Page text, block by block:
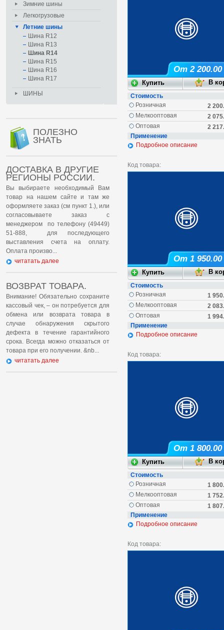
Зимние шины
Легкогрузовые
Летние шины
Шина R12
Шина R13
Шина R14
Шина R15
Шина R16
Шина R17
ШИНЫ
ПОЛЕЗНО
ЗНАТЬ
ДОСТАВКА В ДРУГИЕ
РЕГИОНЫ РОССИИ.
Вы выбираете необходимый Вам
товар на нашем сайте и там же
оформляете заказ (см пункт 1.), или
согласовываете заказ с
менеджером по телефону (49449)
51-888, для последующего
выставления счета на оплату.
Оплата произво...
читатать далее
ВОЗВРАТ ТОВАРА.
Внимание! Обязательно сохраните
кассовый чек, – он потребуется для
обмена или возврата товара в
случае обнаружения скрытого
дефекта в течение гарантийного
срока. Всегда можно отказаться от
товара при его получении. &nb...
читатать далее
От 2 200.00
Стоимость
2
Розничная
2
Мелкооптовая
2
Оптовая
Применение
Подробное описание
Код товара:
От 1 950.00
Стоимость
1
Розничная
2
Мелкооптовая
1
Оптовая
Применение
Подробное описание
Код товара:
От 1 800.00
Стоимость
1
Розничная
1
Мелкооптовая
1
Оптовая
Применение
Подробное описание
Код товара: